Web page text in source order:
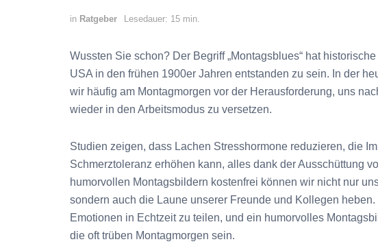
in Ratgeber Lesedauer: 15 min.
Wussten Sie schon? Der Begriff „Montagsblues“ hat
USA in den frühen 1900er Jahren entstanden zu sein. In der
wir häufig am Montagmorgen vor der Herausforderung, uns
wieder in den Arbeitsmodus zu versetzen.
Studien zeigen, dass Lachen Stresshormone reduzieren, die
Schmerztoleranz erhöhen kann, alles dank der Ausschüttung
humorvollen Montagsbildern kostenfrei können wir nicht nur
sondern auch die Laune unserer Freunde und Kollegen
Emotionen in Echtzeit zu teilen, und ein humorvolles
die oft trüben Montagmorgen sein.